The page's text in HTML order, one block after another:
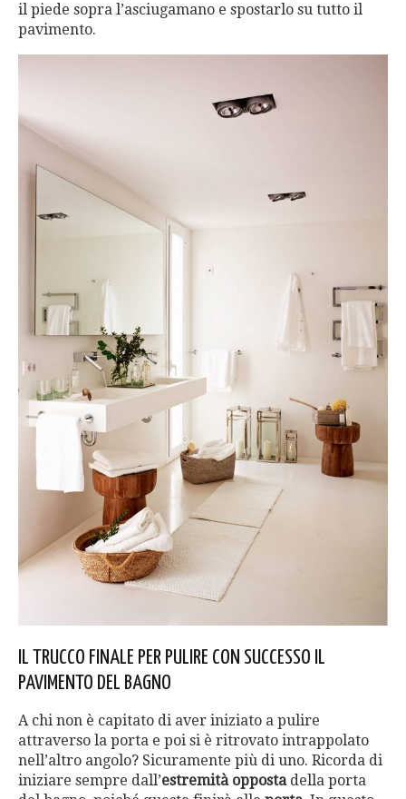
il piede sopra l’asciugamano e spostarlo su tutto il
pavimento.
IL TRUCCO FINALE PER PULIRE CON SUCCESSO IL
PAVIMENTO DEL BAGNO
A chi non è capitato di aver iniziato a pulire
attraverso la porta e poi si è ritrovato intrappolato
nell’altro angolo? Sicuramente più di uno. Ricorda di
iniziare sempre dall’estremità oppostadella porta